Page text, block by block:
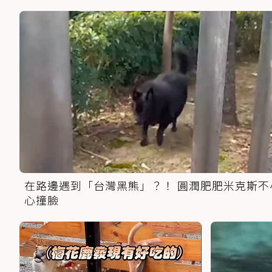
在路邊遇到「台灣黑熊」？！ 圓潤肥肥米克斯
心撞臉